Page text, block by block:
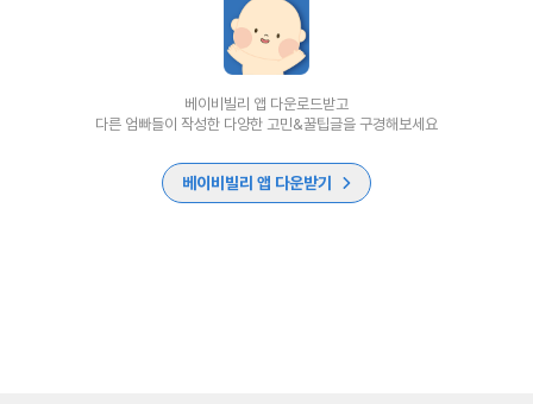
베이비빌리 앱 다운로드받고
다른 엄빠들이 작성한 다양한 고민&꿀팁글을 구경해보세요
베이비빌리 앱 다운받기